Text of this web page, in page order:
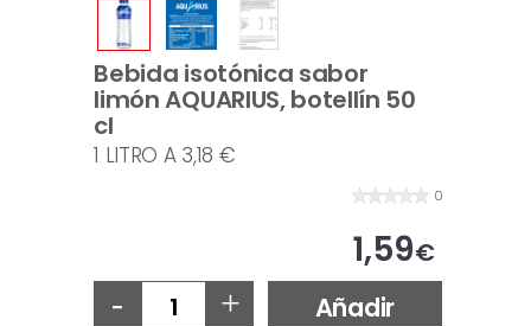
Bebida isotónica sabor
limón AQUARIUS, botellín 50
cl
0
1,59€
1 LITRO A 3,18 €
- + Añadir